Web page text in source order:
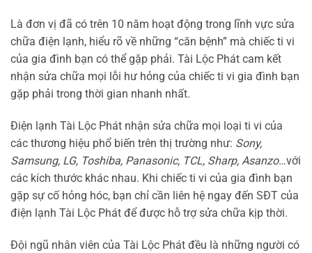
Là đơn vị đã có trên 10 năm hoạt động trong lĩnh vực sửa
chữa điện lạnh, hiểu rõ về những “căn bệnh” mà chiếc ti vi
của gia đình bạn có thể gặp phải. Tài Lộc Phát cam kết
nhận sửa chữa mọi lỗi hư hỏng của chiếc ti vi gia đình bạn
gặp phải trong thời gian nhanh nhất.
Điện lạnh Tài Lộc Phát nhận sửa chữa mọi loại ti vi của
các thương hiệu phổ biến trên thị trường như: Sony,
Samsung, LG, Toshiba, Panasonic, TCL, Sharp, Asanzo…với
các kích thước khác nhau. Khi chiếc ti vi của gia đình bạn
gặp sự cố hỏng hóc, bạn chỉ cần liên hệ ngay đến SĐT của
điện lạnh Tài Lộc Phát để được hỗ trợ sửa chữa kịp thời.
Đội ngũ nhân viên của Tài Lộc Phát đều là những người có